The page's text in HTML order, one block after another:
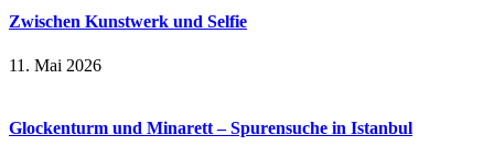
Zwischen Kunstwerk und Selfie
11. Mai 2026
Glockenturm und Minarett – Spurensuche in Istanbul